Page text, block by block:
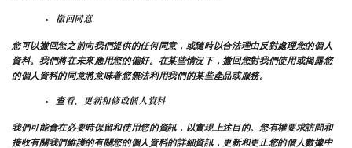
撤回同意
您可以撤回您之前向我們提供的任何同意，或隨時以合法理由反對處理您的個人
資料。我們將在未來應用您的偏好。在某些情況下，撤回您對我們使用或揭露您
的個人資料的同意將意味著您無法利用我們的某些產品或服務。
查看、更新和修改個人資料
我們可能會在必要時保留和使用您的資訊，以實現上述目的。您有權要求訪問和
接收有關我們維護的有關您的個人資料的詳細資訊，更新和更正您的個人數據中